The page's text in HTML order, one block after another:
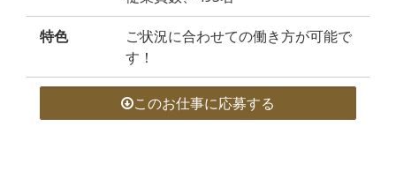
特色
ご状況に合わせての働き方が可能で
す！
このお仕事に応募する